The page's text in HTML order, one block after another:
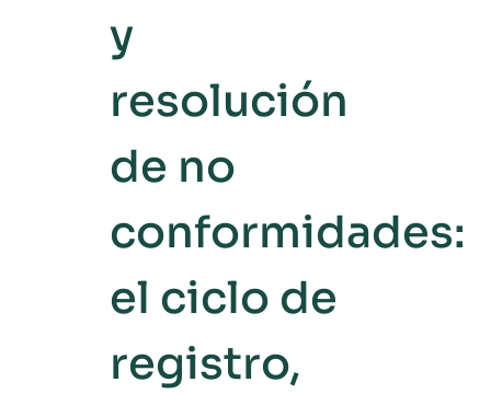
y
resolución
de no
conformidades:
el ciclo de
registro,